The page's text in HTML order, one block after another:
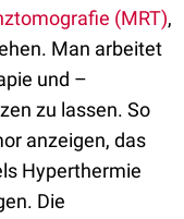
(MRT),
Man arbeitet
und –
zu lassen. So
anzeigen, das
Hyperthermie
Die